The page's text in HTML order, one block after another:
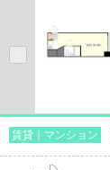
賃貸｜マンション